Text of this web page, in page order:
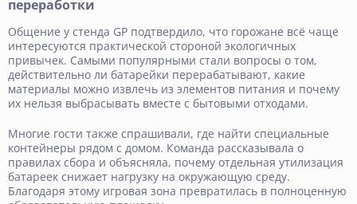
переработки
Общение у стенда GP подтвердило, что горожане всё чаще
интересуются практической стороной экологичных
привычек. Самыми популярными стали вопросы о том,
действительно ли батарейки перерабатывают, какие
материалы можно извлечь из элементов питания и почему
их нельзя выбрасывать вместе с бытовыми отходами.
Многие гости также спрашивали, где найти специальные
контейнеры рядом с домом. Команда рассказывала о
правилах сбора и объясняла, почему отдельная утилизация
батареек снижает нагрузку на окружающую среду.
Благодаря этому игровая зона превратилась в полноценную